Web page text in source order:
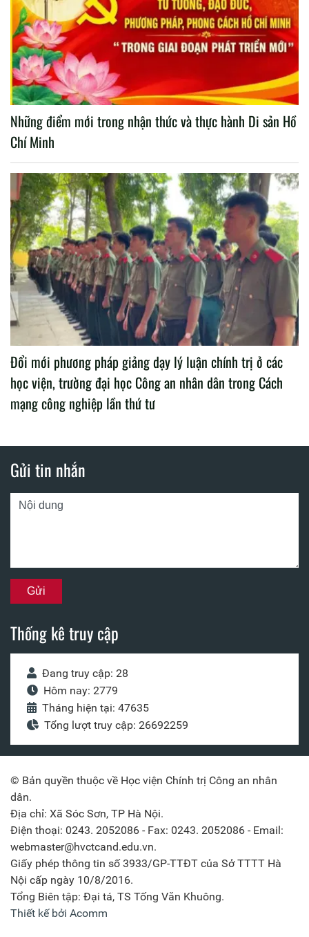
Những điểm mới trong nhận thức và thực hành Di sản Hồ
Chí Minh
Đổi mới phương pháp giảng dạy lý luận chính trị ở các
học viện, trường đại học Công an nhân dân trong Cách
mạng công nghiệp lần thứ tư
Gửi tin nhắn
Thống kê truy cập
Đang truy cập: 28
Hôm nay: 2779
Tháng hiện tại: 47635
Tổng lượt truy cập: 26692259
© Bản quyền thuộc về Học viện Chính trị Công an nhân
dân.
Địa chỉ: Xã Sóc Sơn, TP Hà Nội.
Điện thoại: 0243. 2052086 - Fax: 0243. 2052086 - Email:
webmaster@hvctcand.edu.vn.
Giấy phép thông tin số 3933/GP-TTĐT của Sở TTTT Hà
Nội cấp ngày 10/8/2016.
Tổng Biên tập: Đại tá, TS Tống Văn Khuông.
Thiết kế bởi Acomm